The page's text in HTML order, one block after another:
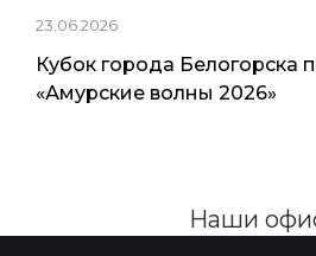
23.06.2026
Кубок города Белогорска
«Амурские волны 2026»
Наши